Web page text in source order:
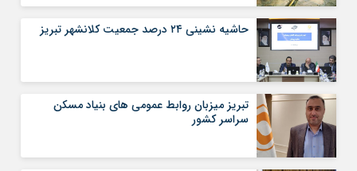
حاشيه نشيني ۲۴ درصد جمعيت کلانشهر تبريز
تبریز میزبان روابط عمومی های بنیاد مسکن
سراسر کشور